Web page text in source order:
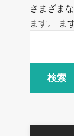
さまざま
ます。 ま